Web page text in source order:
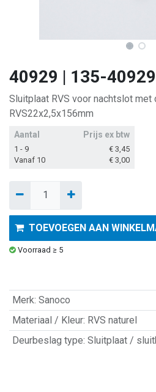
40929 | 135-40929
Sluitplaat RVS voor nachtslot met
RVS22x2,5x156mm
Aantal Prijs ex btw
1 - 9 € 3,45
Vanaf 10
€ 3,00
TOEVOEGEN AAN
Voorraad ≥ 5
Merk: Sanoco
Materiaal / Kleur: RVS naturel
Deurbeslag type: Sluitplaat /